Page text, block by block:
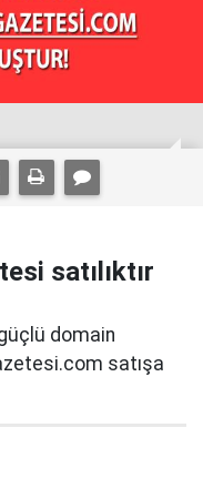
satılıktır
domain
satışa